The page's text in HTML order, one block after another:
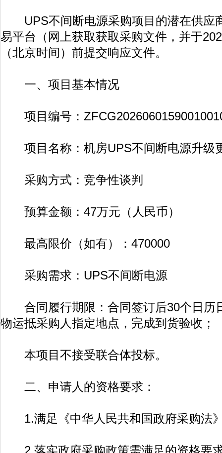
UPS不间断电源采购项目的潜在供应
易平台（网上获取获取采购文件，并于
（北京时间）前提交响应文件。
一、项目基本情况
项目编号：
项目名称：机房UPS不间断电源升级
采购方式：竞争性谈判
预算金额：47万元（人民币）
最高限价（如有）：470000
采购需求：UPS不间断电源
合同履行期限：合同签订后30个日历
物运抵采购人指定地点，完成到货验收；
本项目不接受联合体投标。
二、申请人的资格要求：
1.满足《中华人民共和国政府采购法
2.落实政府采购政策需满足的资格要